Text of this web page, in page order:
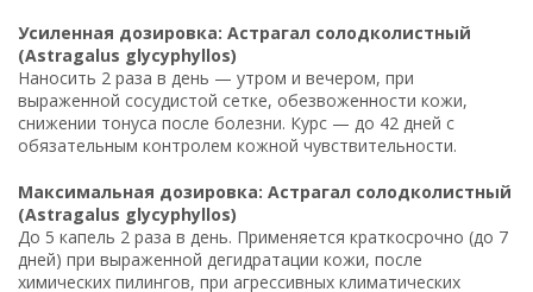
Усиленная дозировка: Астрагал солодколистный
(Astragalus glycyphyllos)
Наносить 2 раза в день — утром и вечером, при
выраженной сосудистой сетке, обезвоженности кожи,
снижении тонуса после болезни. Курс — до 42 дней с
обязательным контролем кожной чувствительности.
Максимальная дозировка: Астрагал солодколистный
(Astragalus glycyphyllos)
До 5 капель 2 раза в день. Применяется краткосрочно (до 7
дней) при выраженной дегидратации кожи, после
химических пилингов, при агрессивных климатических